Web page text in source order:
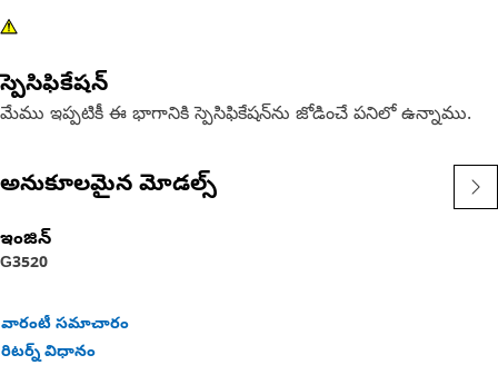
స్పెసిఫికేషన్
మేము ఇప్పటికీ ఈ భాగానికి స్పెసిఫికేషన్‌ను జోడించే పనిలో ఉన్నాము.
అనుకూలమైన మోడల్స్
ఇంజిన్
G3520
వారంటీ సమాచారం
రిటర్న్ విధానం